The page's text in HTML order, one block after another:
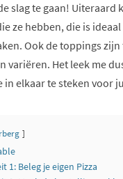
slag te gaan! Uiteraard
ze hebben, die is
Ook de toppings zijn
variëren. Het leek me
in elkaar te steken voor
1: Beleg je eigen Pizza